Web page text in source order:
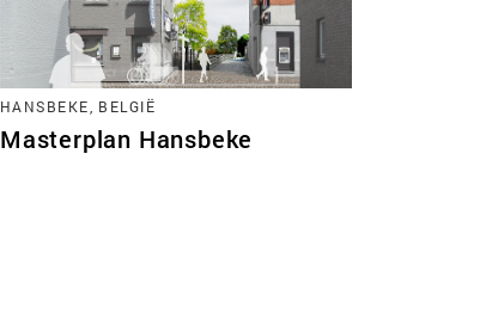
HANSBEKE, BELGIË
Masterplan Hansbeke